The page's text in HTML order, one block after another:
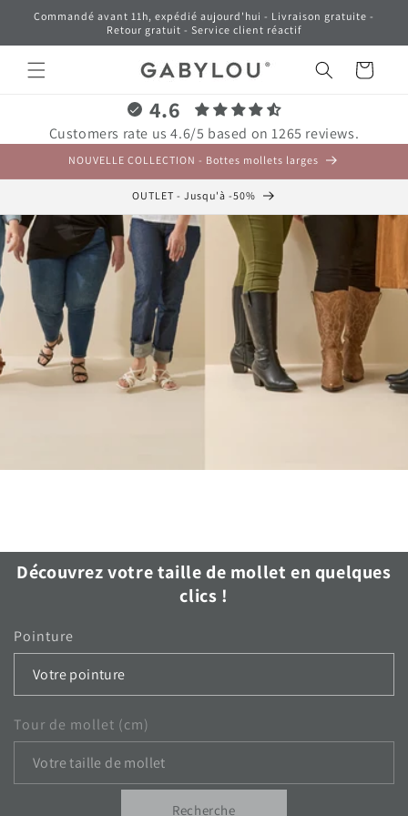
passer
Commandé avant 11h, expédié aujourd'hui - Livraison gratuite -
Retour gratuit - Service client réactif
Panier
4.6
Customers rate us 4.6/5 based on 1265 reviews.
NOUVELLE COLLECTION - Bottes mollets larges
OUTLET - Jusqu'à -50%
Découvrez votre taille de mollet en quelques
clics !
Pointure
Tour de mollet (cm)
Recherche